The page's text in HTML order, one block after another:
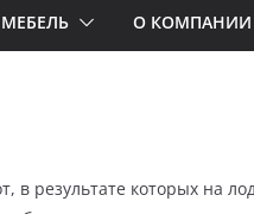
МЕБЕЛЬ О КОМПАНИИ
результате которых на